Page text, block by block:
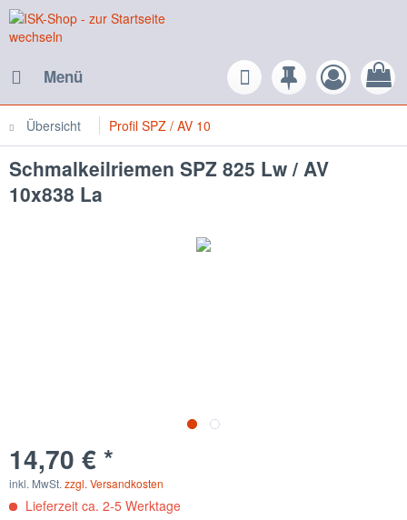
Menü
Übersicht Profil SPZ / AV 10
Schmalkeilriemen SPZ 825 Lw / AV
10x838 La
14,70 € *
inkl. MwSt. zzgl. Versandkosten
Lieferzeit ca. 2-5 Werktage